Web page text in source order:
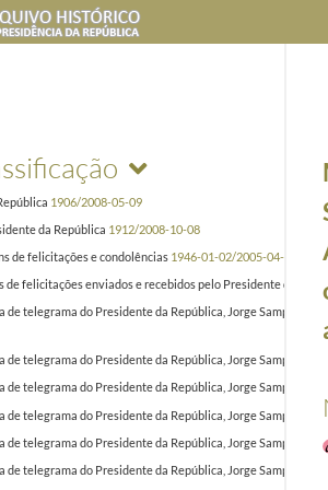
1906/2008-05-09
da República 1912/2008-10-08
de felicitações e condolências 1946-01-02/2005-04-02
de felicitações enviados e recebidos pelo Presidente da
de telegrama do Presidente da República, Jorge Sampaio,
de telegrama do Presidente da República, Jorge Sampaio, a
de telegrama do Presidente da República, Jorge Sampaio, à
de telegrama do Presidente da República, Jorge Sampaio,
de telegrama do Presidente da República, Jorge Sampaio,
de telegrama do Presidente da República, Jorge Sampaio, a